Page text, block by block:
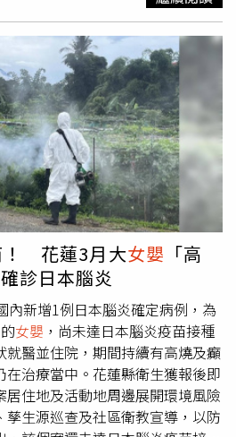
中心長期追蹤該家庭，社工連續
上住處長時間沒有動靜，因此通
眾人破門進入後，發現夫妻已陳屍
大的女嬰則獨自在另一個房間
象，經緊急送醫後幸無大礙。警
象，研判夫妻疑似因經濟壓力問題
一段落，事發租屋處近日重新上架
八德路一處新成屋電梯大樓內，格
內約15坪，月租金僅9000元，
屋廣告中特別以「誠實出租」作
生非自然死亡事件，並表示已聘
淨化儀式，全屋也經過重新整
人充分了解屋況後再做決定。超
當地房仲指出，以目前梧棲及台
，同類型兩房物件若附家具家
元左右，因此該事故屋租金約只
元預算來看，平時多半只能租
能入住新社區兩房電梯大樓，對
引力。屋主公開揭露事故屋身
儀式。（圖／翻攝自租屋網站）
！ 花蓮3月大女嬰 「高
診日本腦炎
內新增1例日本腦炎確定病例，為
女嬰 ，尚未達日本腦炎疫苗接種
醫並住院，期間持續有高燒及癲
治療當中。花蓮縣衛生獲報後即
住地及活動地周邊展開環境風險
生源巡查及社區衛教宣導，以防